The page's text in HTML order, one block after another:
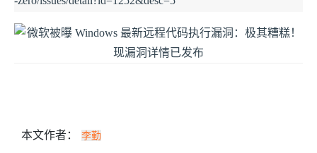
本文作者： 李勤